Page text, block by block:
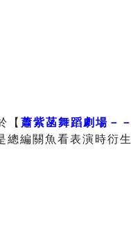
【 蕭紫菡舞蹈劇場－－
總編關魚看表演時衍生